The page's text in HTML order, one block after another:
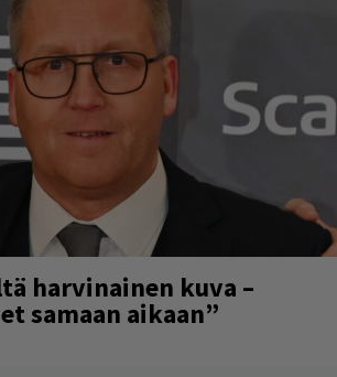
harvinainen kuva –
samaan aikaan”